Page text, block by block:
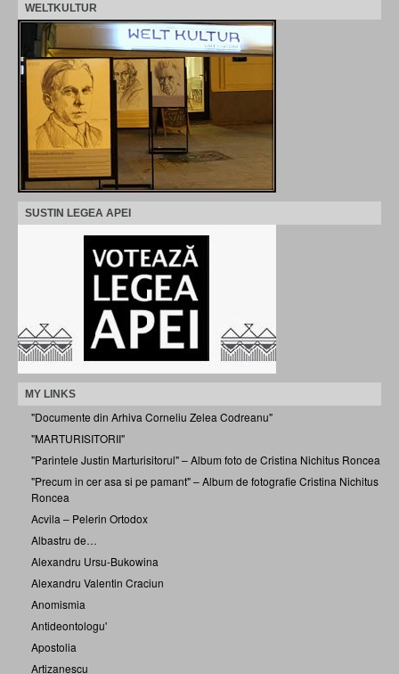
WELTKULTUR
SUSTIN LEGEA APEI
MY LINKS
"Documente din Arhiva Corneliu Zelea Codreanu"
"MARTURISITORII"
"Parintele Justin Marturisitorul" – Album foto de Cristina Nichitus Roncea
"Precum in cer asa si pe pamant" – Album de fotografie Cristina Nichitus
Roncea
Acvila – Pelerin Ortodox
Albastru de…
Alexandru Ursu-Bukowina
Alexandru Valentin Craciun
Anomismia
Antideontologu'
Apostolia
Artizanescu